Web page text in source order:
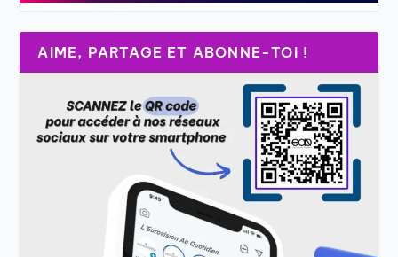
AIME, PARTAGE ET ABONNE-TOI !